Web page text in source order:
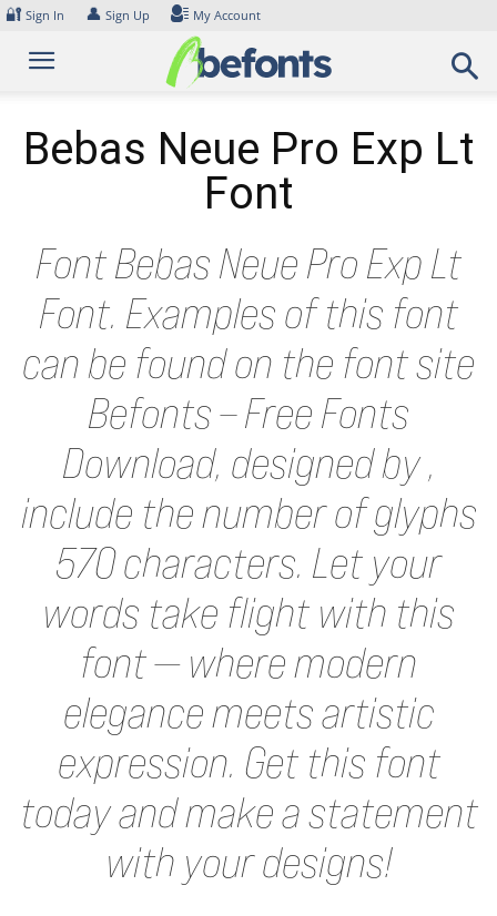
Skip
content
🔐 Sign In 👤 Sign Up My Account
Bebas Neue Pro Exp Lt
Font
Font Bebas Neue Pro Exp Lt
Font. Examples of this font
can be found on the font site
Befonts – Free Fonts
Download, designed by ,
include the number of glyphs
570 characters. Let your
words take flight with this
font — where modern
elegance meets artistic
expression. Get this font
today and make a statement
with your designs!